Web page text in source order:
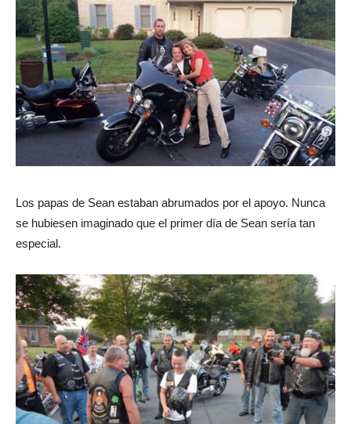
Los papas de Sean estaban abrumados por el apoyo. Nunca
se hubiesen imaginado que el primer día de Sean sería tan
especial.